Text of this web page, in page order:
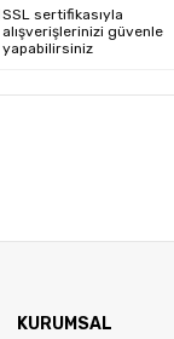
SSL sertifikasıyla
alışverişlerinizi güvenle
yapabilirsiniz
KURUMSAL